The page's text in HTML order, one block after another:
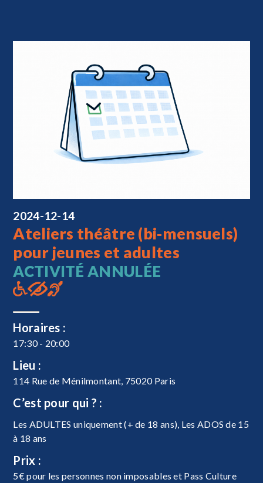
2024-12-14
Ateliers théâtre (bi-mensuels)
pour jeunes et adultes
ACTIVITÉ ANNULÉE
Horaires :
17:30 - 20:00
Lieu :
114 Rue de Ménilmontant, 75020 Paris
C’est pour qui ? :
Les ADULTES uniquement (+ de 18 ans), Les ADOS de 15
à 18 ans
Prix :
5€ pour les personnes non imposables et Pass Culture